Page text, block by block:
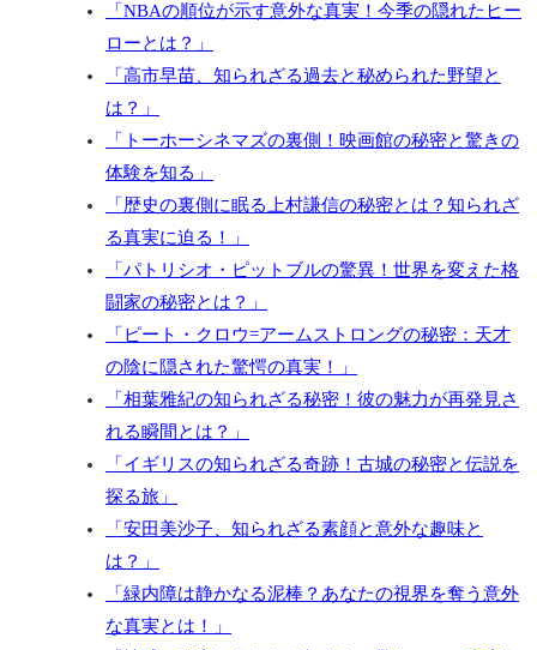
「NBAの順位が示す意外な真実！今季の隠れたヒー
ローとは？」
「高市早苗、知られざる過去と秘められた野望と
は？」
「トーホーシネマズの裏側！映画館の秘密と驚きの
体験を知る」
「歴史の裏側に眠る上村謙信の秘密とは？知られざ
る真実に迫る！」
「パトリシオ・ピットブルの驚異！世界を変えた格
闘家の秘密とは？」
「ピート・クロウ=アームストロングの秘密：天才
の陰に隠された驚愕の真実！」
「相葉雅紀の知られざる秘密！彼の魅力が再発見さ
れる瞬間とは？」
「イギリスの知られざる奇跡！古城の秘密と伝説を
探る旅」
「安田美沙子、知られざる素顔と意外な趣味と
は？」
「緑内障は静かなる泥棒？あなたの視界を奪う意外
な真実とは！」